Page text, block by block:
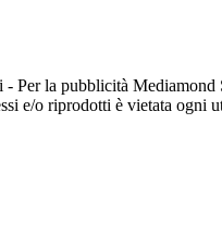
la pubblicità
e/o riprodotti è vietata ogni